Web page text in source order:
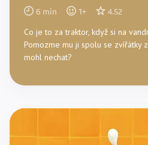
6 min 1+ 4.52
Co je to za traktor, když si na
Pomozme mu ji spolu se zvířátky
mohl nechat?